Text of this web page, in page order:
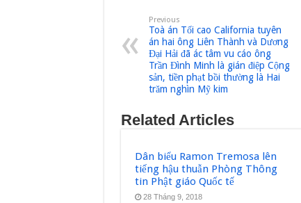
Previous
Toà án Tối cao California tuyên
án hai ông Liên Thành và Dương
Đại Hải đã ác tâm vu cáo ông
Trần Đình Minh là gián điệp Cộng
sản, tiền phạt bồi thường là Hai
trăm nghìn Mỹ kim
Related Articles
Dân biểu Ramon Tremosa lên
tiếng hậu thuẫn Phòng Thông
tin Phật giáo Quốc tế
28 Tháng 9, 2018